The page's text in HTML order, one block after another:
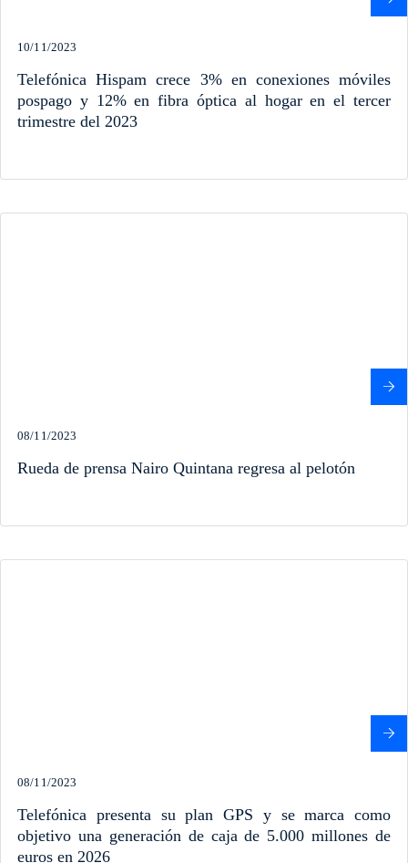
10/11/2023
Telefónica Hispam crece 3% en conexiones móviles
pospago y 12% en fibra óptica al hogar en el tercer
trimestre del 2023
08/11/2023
Rueda de prensa Nairo Quintana regresa al pelotón
08/11/2023
Telefónica presenta su plan GPS y se marca como
objetivo una generación de caja de 5.000 millones de
euros en 2026